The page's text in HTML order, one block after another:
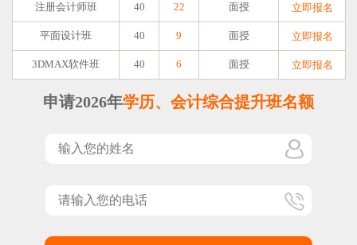
注册会计师班 40 22 面授 立即报名
平面设计班 40 9 面授 立即报名
3DMAX软件班 40 6 面授 立即报名
申请2026年学历、会计综合提升班名额